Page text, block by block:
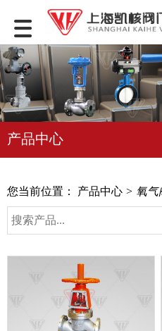
产品中心
您当前位置： 产品中心 > 氧气